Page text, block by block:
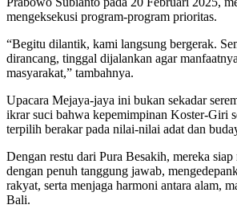
mengeksekusi program-program prioritas.
“Begitu dilantik, kami langsung bergerak.
dirancang, tinggal dijalankan agar
masyarakat,” tambahnya.
Upacara Mejaya-jaya ini bukan sekadar
ikrar suci bahwa kepemimpinan Koster-Giri
terpilih berakar pada nilai-nilai adat dan
Dengan restu dari Pura Besakih, mereka siap
dengan penuh tanggung jawab,
rakyat, serta menjaga harmoni antara alam,
Bali.